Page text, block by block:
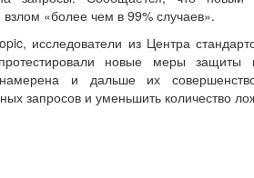
«более чем в 99% случаев».
исследователи из Центра
новые меры защиты
и дальше их
запросов и уменьшить количество